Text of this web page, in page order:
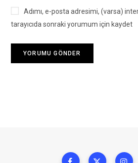
Adımı, e-posta adresimi, (varsa)
tarayıcıda sonraki yorumum için kaydet